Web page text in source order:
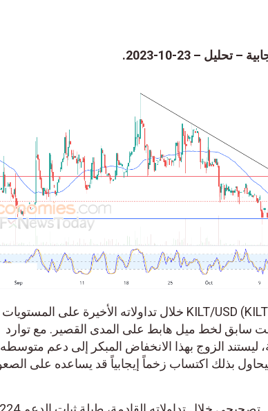
تراجع قليلاً زوج كيلت دولار أمريكي KILT/USD (KILTUSD) خلال تداولاته الأخيرة على المستويات
سابق لخط ميل هابط على المدى القصير. مع توارد
ليستند الزوج بهذا الانخفاض المبكر إلى دعم متوسطه
50 شمعة سابقة. ليحاول بذلك اكتساب زخماً إيجابياً قد يساعده على